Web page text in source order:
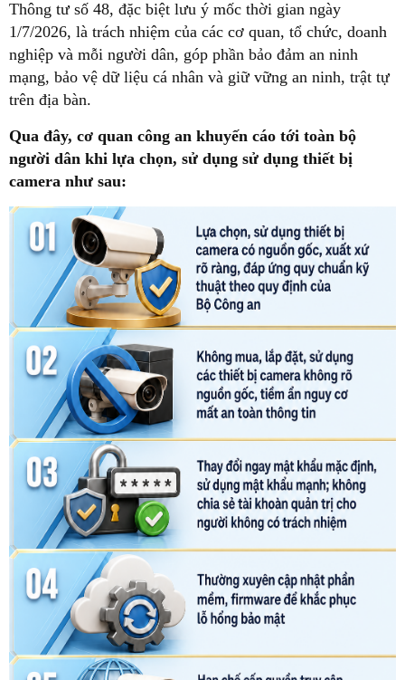
Thông tư số 48, đặc biệt lưu ý mốc thời gian ngày
1/7/2026, là trách nhiệm của các cơ quan, tổ chức, doanh
nghiệp và mỗi người dân, góp phần bảo đảm an ninh
mạng, bảo vệ dữ liệu cá nhân và giữ vững an ninh, trật tự
trên địa bàn.
Qua đây, cơ quan công an khuyến cáo tới toàn bộ
người dân khi lựa chọn, sử dụng sử dụng thiết bị
camera như sau: